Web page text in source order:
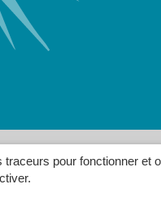
traceurs pour fonctionner et